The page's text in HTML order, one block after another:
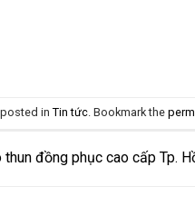
in Tin tức. Bookmark the
thun đồng phục cao cấp Tp.